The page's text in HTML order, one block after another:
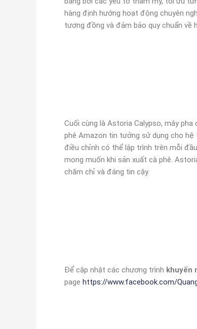
hàng định hướng hoạt động chuyên
tương đồng và đảm bảo quy chuẩn về
Cuối cùng là Astoria Calypso, máy
phê Amazon tin tưởng sử dụng cho
điều chỉnh có thể lập trình trên mỗi
mong muốn khi sản xuất cà phê.
chăm chỉ và đáng tin cậy.
Để cập nhật các chương trình khuyến
page https://www.facebook.com/